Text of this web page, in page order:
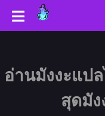
อ่านมังงะแป
สุดมัง